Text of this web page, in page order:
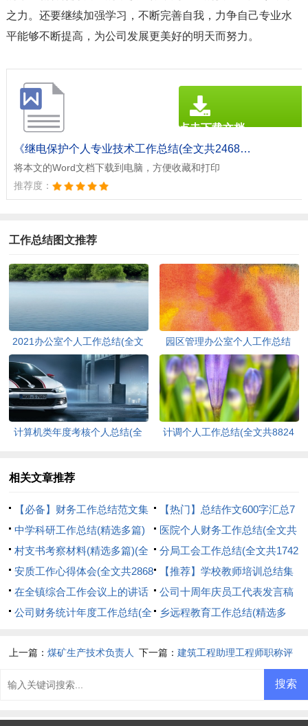
之力。还要继续加强学习，不断完善自我，力争自己专业水
平能够不断提高，为公司发展更美好的明天而努力。
《继电保护个人专业技术工作总结(全文共2468字).doc》
将本文的Word文档下载到电脑，方便收藏和打印
推荐度：
点击下载文档
文档为doc格式
工作总结图文推荐
2021办公室个人工作总结(全文
共10103字)
园区管理办公室个人工作总结
（2021）(全文共2459字)
计算机类年度考核个人总结(全
计调个人工作总结(全文共8824
相关文章推荐
【必备】财务工作总结范文集
合九篇(全文共17588字)
【热门】总结作文600字汇总7
篇(全文共4325字)
中学科研工作总结(精选多篇)
(全文共5270字)
医院个人财务工作总结(全文共
1448字)
村支书考察材料(精选多篇)(全
文共8952字)
分局工会工作总结(全文共1742
字)
安质工作心得体会(全文共2868
字)
【推荐】学校教师培训总结集
合十篇(全文共10697字)
在全镇综合工作会议上的讲话
(精选多篇)(全文共18522字)
公司十周年庆员工代表发言稿
(全文共768字)
公司财务统计年度工作总结(全
乡远程教育工作总结(精选多
上一篇：煤矿生产技术负责人
下一篇：建筑工程助理工程师职称评